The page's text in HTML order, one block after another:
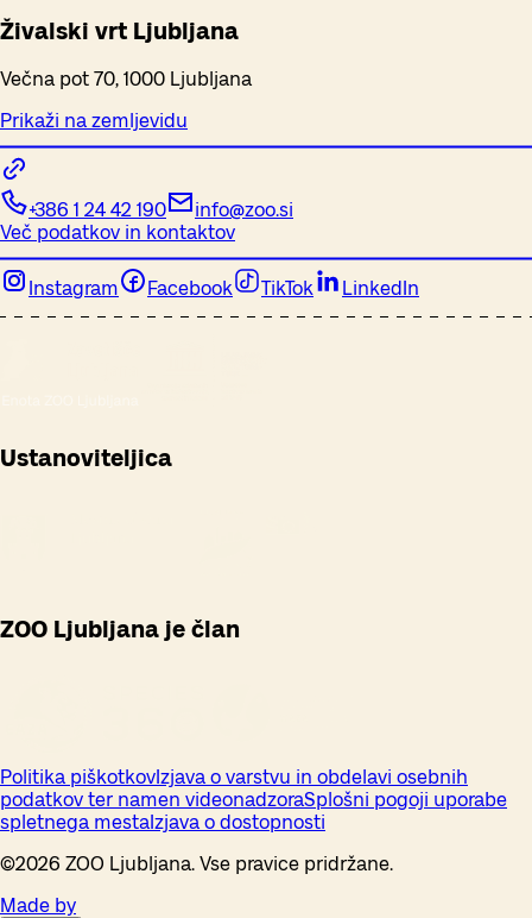
Živalski vrt Ljubljana
Večna pot 70, 1000 Ljubljana
Prikaži na zemljevidu
+386 1 24 42 190
info@zoo.si
Več podatkov in kontaktov
Instagram Facebook TikTok LinkedIn
Ustanoviteljica
ZOO Ljubljana je član
Politika piškotkovIzjava o varstvu in obdelavi osebnih
podatkov ter namen videonadzoraSplošni pogoji uporabe
spletnega mestaIzjava o dostopnosti
©2026 ZOO Ljubljana. Vse pravice pridržane.
Made by